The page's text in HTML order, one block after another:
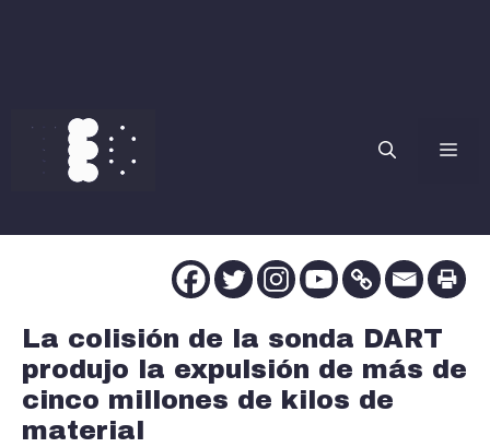
contenido
La colisión de la sonda DART
produjo la expulsión de más de
cinco millones de kilos de
material